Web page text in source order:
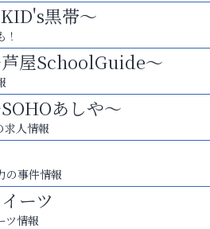
黒帯～
屋SchoolGuide～
あしや～
求人情報
の事件情報
ーツ
ツ情報